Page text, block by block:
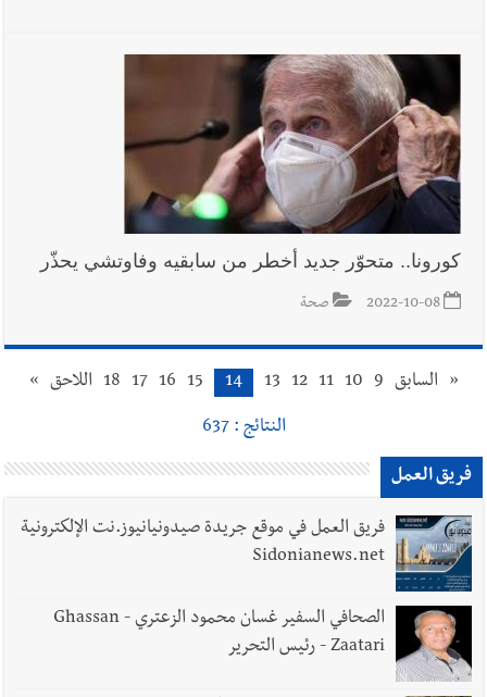
كورونا.. متحوّر جديد أخطر من سابقيه وفاوتشي يحذّر
2022-10-08 صحة
« السابق 9
10
11
12
13
14
15
16
17
18 اللاحق »
النتائج : 637
فريق العمل
فريق العمل في موقع جريدة صيدونيانيوز.نت الإلكترونية
Sidonianews.net
الصحافي السفير غسان محمود الزعتري - Ghassan
Zaatari - رئيس التحرير